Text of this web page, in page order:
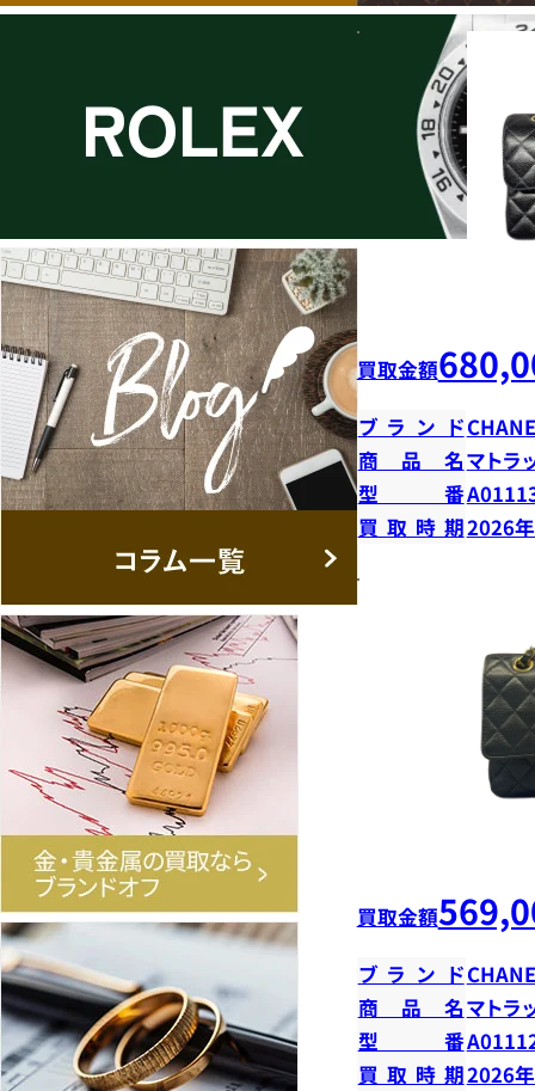
買取金額
ブランド
商品名マトラ
型番
買取時期2026
買取金額
ブランド
商品名マトラ
型番
買取時期2026